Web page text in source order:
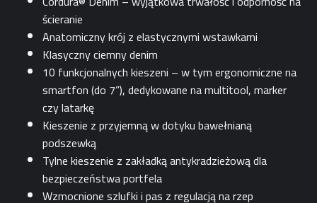
ścieranie
Anatomiczny krój z elastycznymi wstawkami
Klasyczny ciemny denim
10 funkcjonalnych kieszeni – w tym ergonomiczne na
smartfon (do 7”), dedykowane na multitool, marker
czy latarkę
Kieszenie z przyjemną w dotyku bawełnianą
podszewką
Tylne kieszenie z zakładką antykradzieżową dla
bezpieczeństwa portfela
Wzmocnione szlufki i pas z regulacją na rzep